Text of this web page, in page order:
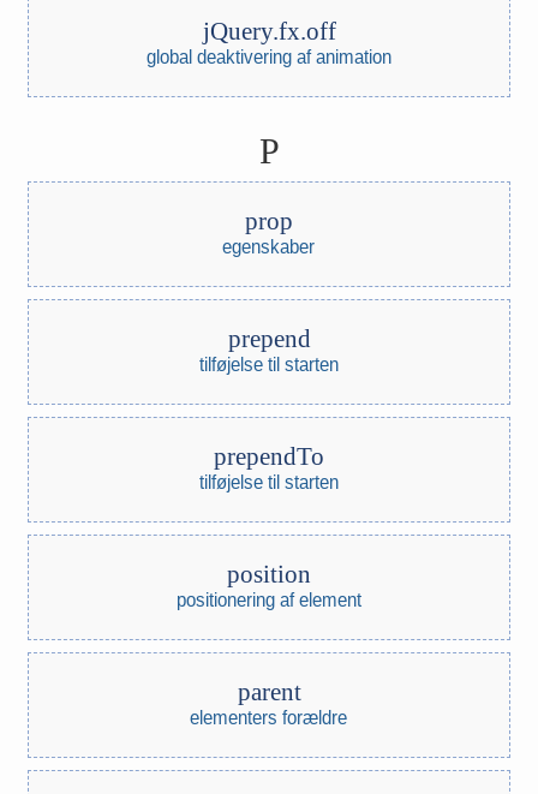
jQuery.fx.off
global deaktivering af animation
P
prop
egenskaber
prepend
tilføjelse til starten
prependTo
tilføjelse til starten
position
positionering af element
parent
elementers forældre